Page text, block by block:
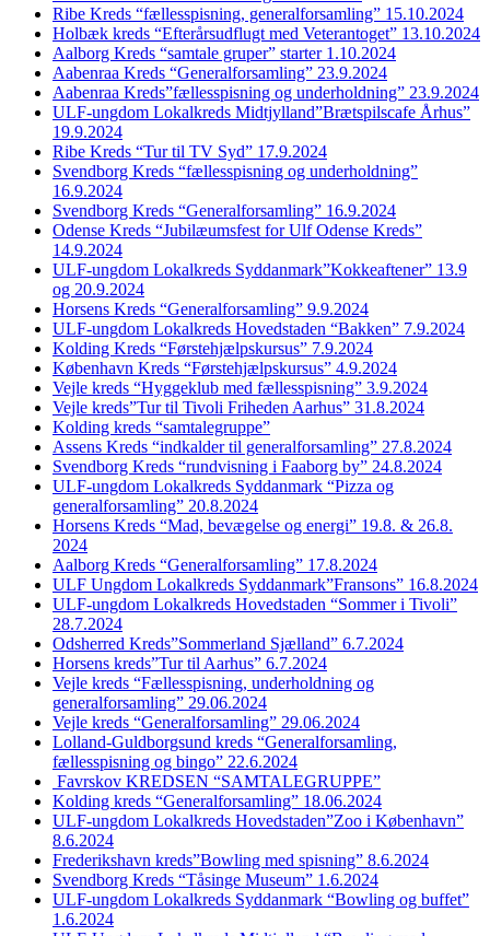
Ribe Kreds “fællesspisning, generalforsamling” 15.10.2024
Holbæk kreds “Efterårsudflugt med Veterantoget” 13.10.2024
Aalborg Kreds “samtale gruper” starter 1.10.2024
Aabenraa Kreds “Generalforsamling” 23.9.2024
Aabenraa Kreds”fællesspisning og underholdning” 23.9.2024
ULF-ungdom Lokalkreds Midtjylland”Brætspilscafe Århus”
19.9.2024
Ribe Kreds “Tur til TV Syd” 17.9.2024
Svendborg Kreds “fællesspisning og underholdning”
16.9.2024
Svendborg Kreds “Generalforsamling” 16.9.2024
Odense Kreds “Jubilæumsfest for Ulf Odense Kreds”
14.9.2024
ULF-ungdom Lokalkreds Syddanmark”Kokkeaftener” 13.9
og 20.9.2024
Horsens Kreds “Generalforsamling” 9.9.2024
ULF-ungdom Lokalkreds Hovedstaden “Bakken” 7.9.2024
Kolding Kreds “Førstehjælpskursus” 7.9.2024
København Kreds “Førstehjælpskursus” 4.9.2024
Vejle kreds “Hyggeklub med fællesspisning” 3.9.2024
Vejle kreds”Tur til Tivoli Friheden Aarhus” 31.8.2024
Kolding kreds “samtalegruppe”
Assens Kreds “indkalder til generalforsamling” 27.8.2024
Svendborg Kreds “rundvisning i Faaborg by” 24.8.2024
ULF-ungdom Lokalkreds Syddanmark “Pizza og
generalforsamling” 20.8.2024
Horsens Kreds “Mad, bevægelse og energi” 19.8. & 26.8.
2024
Aalborg Kreds “Generalforsamling” 17.8.2024
ULF Ungdom Lokalkreds Syddanmark”Fransons” 16.8.2024
ULF-ungdom Lokalkreds Hovedstaden “Sommer i Tivoli”
28.7.2024
Odsherred Kreds”Sommerland Sjælland” 6.7.2024
Horsens kreds”Tur til Aarhus” 6.7.2024
Vejle kreds “Fællesspisning, underholdning og
generalforsamling” 29.06.2024
Vejle kreds “Generalforsamling” 29.06.2024
Lolland-Guldborgsund kreds “Generalforsamling,
fællesspisning og bingo” 22.6.2024
Favrskov KREDSEN “SAMTALEGRUPPE”
Kolding kreds “Generalforsamling” 18.06.2024
ULF-ungdom Lokalkreds Hovedstaden”Zoo i København”
8.6.2024
Frederikshavn kreds”Bowling med spisning” 8.6.2024
Svendborg Kreds “Tåsinge Museum” 1.6.2024
ULF-ungdom Lokalkreds Syddanmark “Bowling og buffet”
1.6.2024